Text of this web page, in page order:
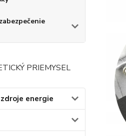
PRIEMYSEL
energie